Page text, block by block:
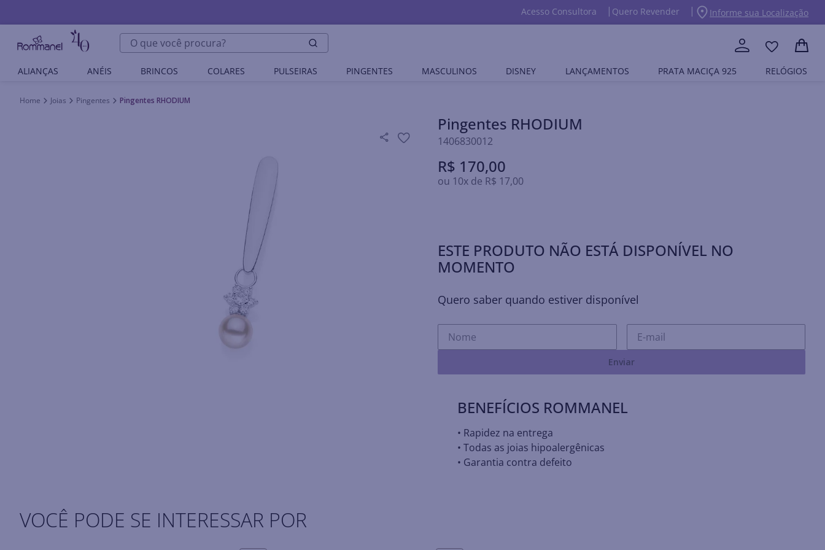
Acesso Consultora Quero Revender Informe sua Localização
O que você procura?
ALIANÇAS ANÉIS BRINCOS COLARES PULSEIRAS PINGENTES MASCULINOS DISNEY LANÇAMENTOS PRATA MACIÇA 925 RELÓGIOS
Joias Pingentes Pingentes RHODIUM
Pingentes RHODIUM
1406830012
R$ 170,00
ou 10x de R$ 17,00
ESTE PRODUTO NÃO ESTÁ DISPONÍVEL NO
MOMENTO
Quero saber quando estiver disponível
Enviar
BENEFÍCIOS ROMMANEL
• Rapidez na entrega
• Todas as joias hipoalergênicas
• Garantia contra defeito
VOCÊ PODE SE INTERESSAR POR